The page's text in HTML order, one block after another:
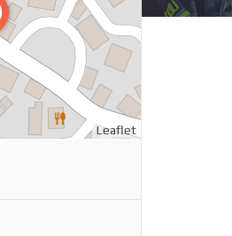
Leaflet